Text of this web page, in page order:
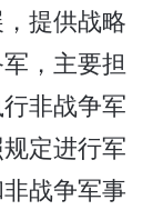
提供战略
，主要担
非战争军
定进行军
战争军事